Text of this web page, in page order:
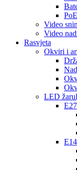
Video
Video
Rasvjeta
Okviri i
LED
E27
E14